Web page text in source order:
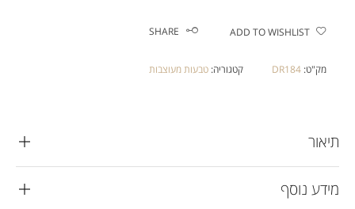
ADD TO WISHLIST
SHARE
מק"ט:DR184 קטגוריה:טבעות מעוצבות
תיאור
מידע נוסף